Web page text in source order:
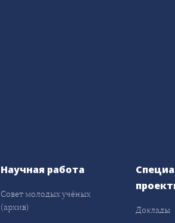
Научная работа
Совет молодых учёных
(архив)
Доклады